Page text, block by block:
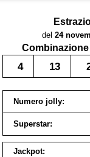
del 24
4 13
Numero jolly:
Superstar:
Jackpot: